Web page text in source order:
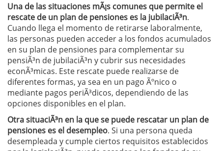
Una de las situaciones mÃ¡s comunes que permite el
rescate de un plan de pensiones es la jubilaciÃ³n.
Cuando llega el momento de retirarse laboralmente,
las personas pueden acceder a los fondos acumulados
en su plan de pensiones para complementar su
pensiÃ³n de jubilaciÃ³n y cubrir sus necesidades
econÃ³micas. Este rescate puede realizarse de
diferentes formas, ya sea en un pago Ãºnico o
mediante pagos periÃ³dicos, dependiendo de las
opciones disponibles en el plan.
Otra situaciÃ³n en la que se puede rescatar un plan de
pensiones es el desempleo. Si una persona queda
desempleada y cumple ciertos requisitos establecidos